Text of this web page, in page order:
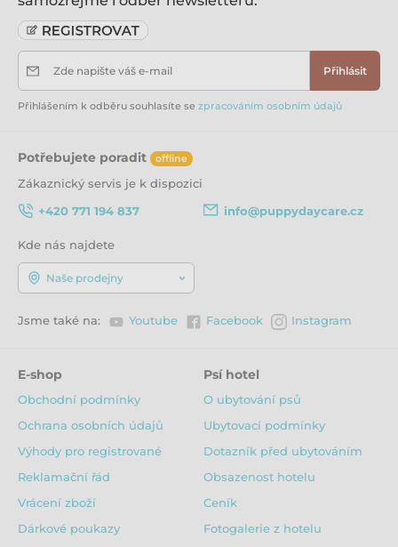
Zde napište váš e-mail Přihlásit
Přihlášením k odběru souhlasíte se zpracováním osobním údajů
Potřebujete poradit offline
Zákaznický servis je k dispozici
+420 771 194 837
info@puppydaycare.cz
Kde nás najdete
Naše prodejny
Jsme také na: Youtube Facebook Instagram
E-shop
Obchodní podmínky
Ochrana osobních údajů
Výhody pro registrované
Reklamační řád
Vrácení zboží
Dárkové poukazy
Psí hotel
O ubytování psů
Ubytovací podmínky
Dotazník před ubytováním
Obsazenost hotelu
Ceník
Fotogalerie z hotelu